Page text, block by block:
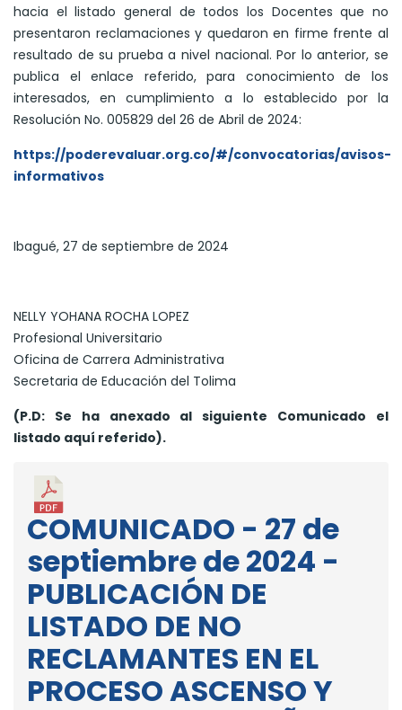
hacia el listado general de todos los Docentes que no
presentaron reclamaciones y quedaron en firme frente al
resultado de su prueba a nivel nacional. Por lo anterior, se
publica el enlace referido, para conocimiento de los
interesados, en cumplimiento a lo establecido por la
Resolución No. 005829 del 26 de Abril de 2024:
https://poderevaluar.org.co/#/convocatorias/avisos-
informativos
Ibagué, 27 de septiembre de 2024
NELLY YOHANA ROCHA LOPEZ
Profesional Universitario
Oficina de Carrera Administrativa
Secretaria de Educación del Tolima
(P.D: Se ha anexado al siguiente Comunicado el
listado aquí referido).
COMUNICADO - 27 de
septiembre de 2024 -
PUBLICACIÓN DE
LISTADO DE NO
RECLAMANTES EN EL
PROCESO ASCENSO Y